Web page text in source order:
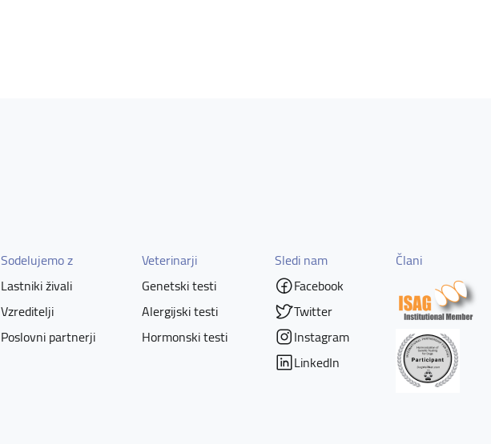
Sodelujemo z
Lastniki živali
Vzreditelji
Poslovni partnerji
Veterinarji
Genetski testi
Alergijski testi
Hormonski testi
Sledi nam
Facebook
Twitter
Instagram
LinkedIn
Člani